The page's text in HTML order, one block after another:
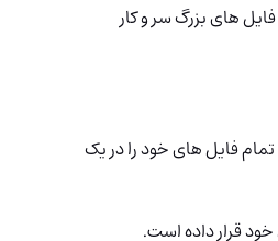
های بزرگ سر و کار
فایل های خود را در یک